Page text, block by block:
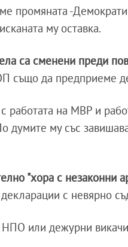
промяната -
му оставка.
са сменени преди
също да предприеме
работата на МВР и
думите му със
"хора с незаконни
с невярно
или дежурни